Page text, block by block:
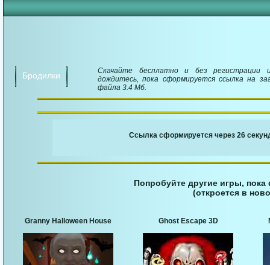
Бродилки
Скачайте бесплатно и без регистрации
дождитесь, пока сформируется ссылка на
файла 3.4 Мб.
Ссылка сформируется через 25
Попробуйте другие игры,
(откроется в
Granny Halloween House Ghost Escape 3D